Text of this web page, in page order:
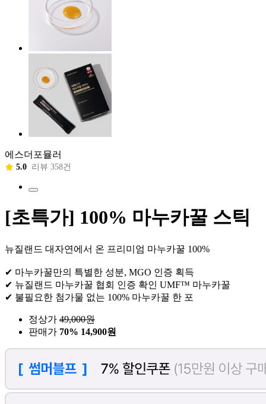
에스더포뮬러
5.0 리뷰 358건
[초특가] 100% 마누카꿀 스틱
뉴질랜드 대자연에서 온 프리미엄 마누카꿀 100%
✔ 마누카꿀만의 특별한 성분, MGO 인증 획득
✔ 뉴질랜드 마누카꿀 협회 인증 확인 UMF™ 마누카꿀
✔ 불필요한 첨가물 없는 100% 마누카꿀 한 포
정상가 49,000원
판매가 70% 14,900원